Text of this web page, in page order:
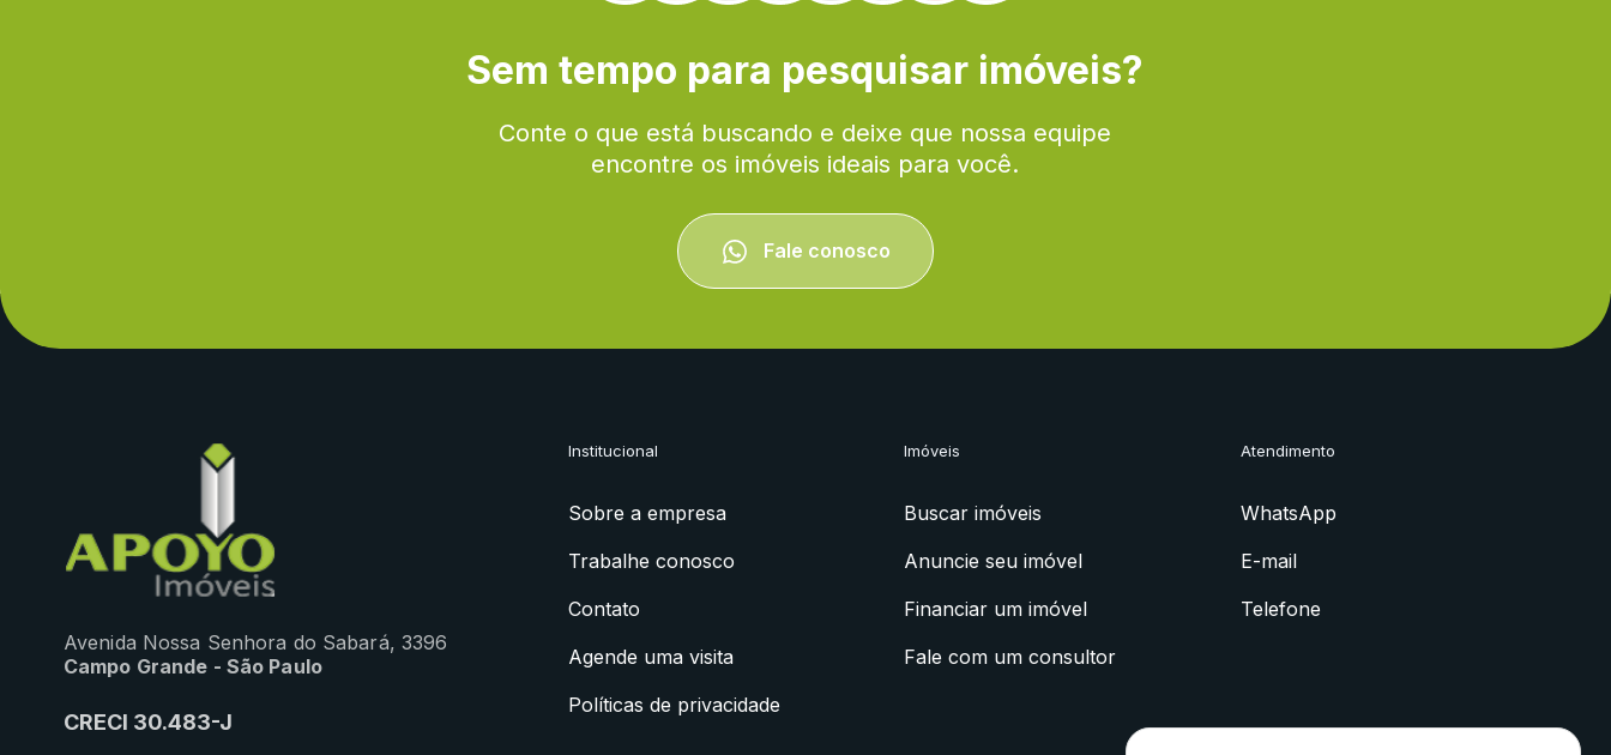
Sem tempo para pesquisar imóveis?
Conte o que está buscando e deixe que nossa equipe
encontre os imóveis ideais para você.
Fale conosco
Avenida Nossa Senhora do Sabará, 3396
Campo Grande - São Paulo
CRECI 30.483-J
Institucional
Sobre a empresa
Trabalhe conosco
Contato
Agende uma visita
Políticas de privacidade
Imóveis
Buscar imóveis
Anuncie seu imóvel
Financiar um imóvel
Fale com um consultor
Atendimento
WhatsApp
E-mail
Telefone